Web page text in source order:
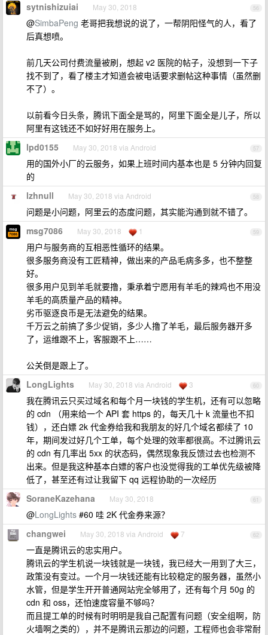
56
sytnishizuiai May 30, 2018
@SimbaPeng 老哥把我想说的说了，一帮阴阳怪气的人，看了
后真想喷。
前几天公司付费流量被刷，想起 v2 医院的帖子，没想到一下子
找不到了，看了楼主才知道会被电话要求删帖这种事情（虽然删
不了）。
以前看今日头条，腾讯下面全是骂的，阿里下面全是儿子，所以
阿里有这钱还不如好好用在服务上。
57
lpd0155 May 30, 2018 via Android
用的国外小厂的云服务，如果上班时间内基本也是 5 分钟内回复
的
58
lzhnull May 30, 2018 via Android
问题是小问题，阿里云的态度问题，其实能沟通到就不错了。
59
msg7086 May 30, 2018 1
用户与服务商的互相恶性循环的结果。
很多服务商没有工匠精神，做出来的产品毛病多多，也不整整
好。
很多用户见到羊毛就要撸，秉承着宁愿用有羊毛的辣鸡也不用没
羊毛的高质量产品的精神。
劣币驱逐良币是无法避免的结果。
千万云之前搞了多少促销，多少人撸了羊毛，最后服务器开多
了，运维跟不上，客服跟不上……
公关倒是跟上了。
60
LongLights May 30, 2018 via Android 3
我在腾讯云只买过域名和每个月一块钱的学生机，还有可以忽略
的 cdn （用来给一个 API 套 https 的，每天几十 k 流量也不扣
钱），还白嫖 2k 代金券给我和我朋友的好几个域名都续了 10
年，期间发过好几个工单，每个处理的效率都很高。不过腾讯云
的 cdn 有几率出 5xx 的状态码，偶然现象我反馈过去也检测不
出来。但是我这种基本白嫖的客户也没觉得我的工单优先级被降
低了，甚至还有过让我留下 qq 远程协助的一次经历
61
SoraneKazehana May 30, 2018
@LongLights #60 哇 2K 代金券来源？
62
changwei May 30, 2018 via Android 7
一直是腾讯云的忠实用户。
腾讯云的学生机说一块钱就是一块钱，我已经大一用到了大三，
政策没有变过。一个月一块钱还能有比较稳定的服务器，虽然小
水管，但是学生开开普通网站完全够用了，还有每个月 50g 的
cdn 和 oss，还怕速度容量不够吗？
而且提工单的时候有时明明是我自己配置有问题（安全组啊，防
火墙啊之类的），并不是腾讯云那边的问题，工程师也会非常耐